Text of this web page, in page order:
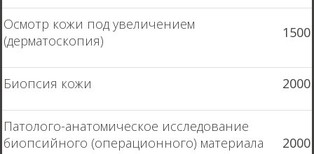
Осмотр кожи под увеличением
(дерматоскопия)
1500
Биопсия кожи 2000
Патолого-анатомическое исследование
биопсийного (операционного) материала
2000